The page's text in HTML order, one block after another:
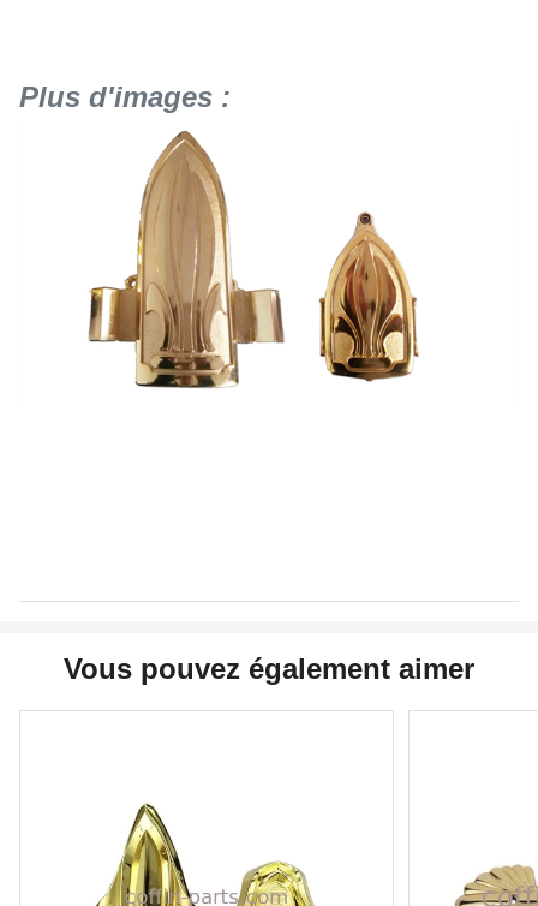
Plus d'images :
Vous pouvez également aimer